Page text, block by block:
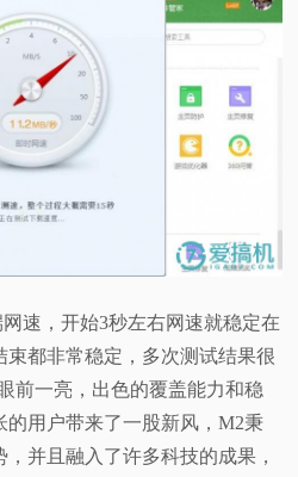
速，开始3秒左右网速就稳定在
都非常稳定，多次测试结果很
前一亮，出色的覆盖能力和稳
的用户带来了一股新风，M2秉
并且融入了许多科技的成果，